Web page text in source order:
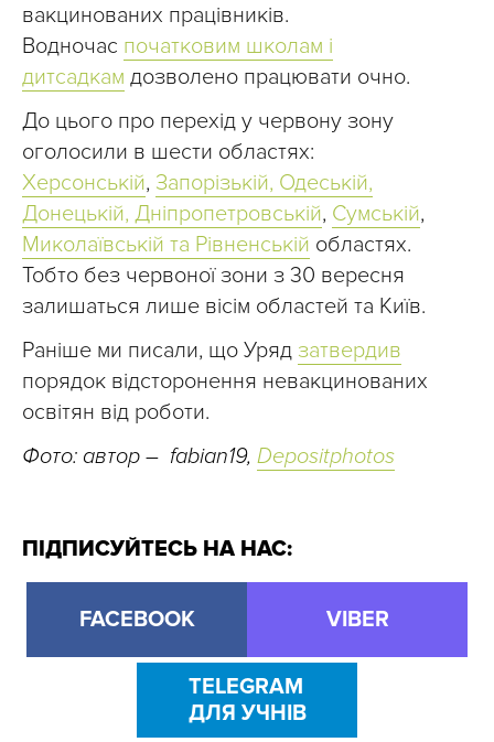
вакцинованих працівників.
Водночас початковим школам і
дитсадкам дозволено працювати очно.
До цього про перехід у червону зону
оголосили в шести областях:
Херсонській, Запорізькій, Одеській,
Донецькій, Дніпропетровській, Сумській,
Миколаївській та Рівненській областях.
Тобто без червоної зони з 30 вересня
залишаться лише вісім областей та Київ.
Раніше ми писали, що Уряд затвердив
порядок відсторонення невакцинованих
освітян від роботи.
Фото: автор – fabian19, Depositphotos
ПІДПИСУЙТЕСЬ НА НАС:
FACEBOOK VIBER
TELEGRAM
ДЛЯ УЧНІВ